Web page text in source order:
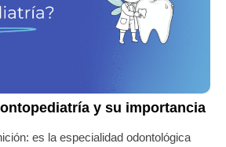
y su importancia
es la especialidad odontológica